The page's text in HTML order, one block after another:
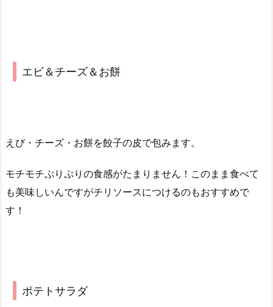
エビ＆チーズ＆お餅
えび・チーズ・お餅を餃子の皮で包みます。
モチモチぷりぷりの食感がたまりません！このまま食べて
も美味しいんですがチリソースにつけるのもおすすめで
す！
ポテトサラダ